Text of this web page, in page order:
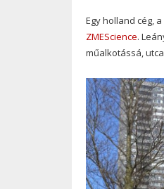
Egy holland cég,
ZMEScience.
műalkotássá,